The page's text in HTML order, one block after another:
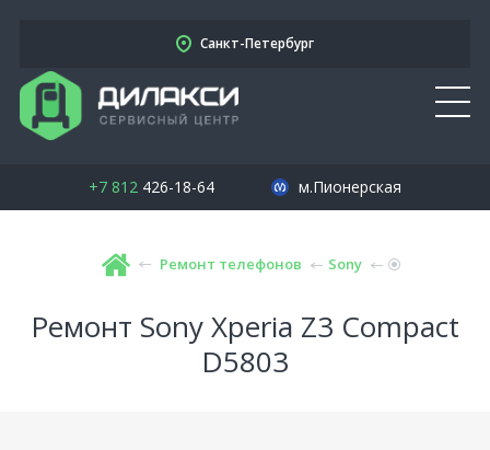
Санкт-Петербург
+7 812426-18-64 м.Пионерская
Ремонт телефонов Sony
Ремонт Sony Xperia Z3 Compact
D5803